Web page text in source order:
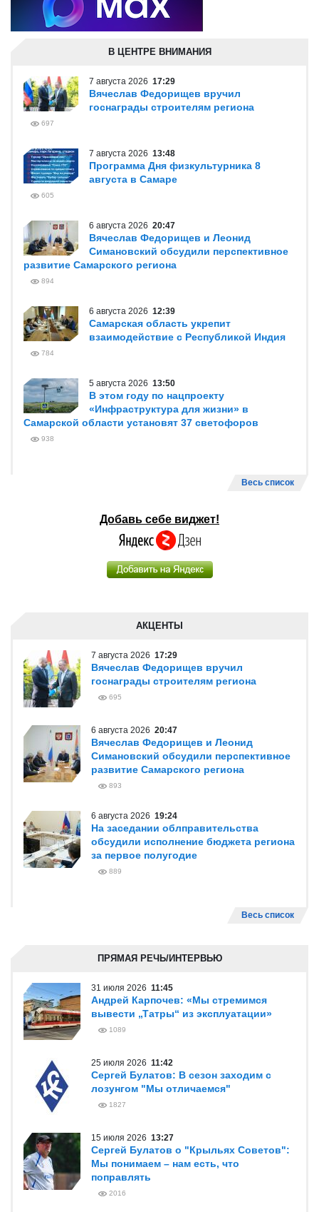
В ЦЕНТРЕ ВНИМАНИЯ
7 августа 2026 17:29
Вячеслав Федорищев вручил
госнаграды строителям региона
697
7 августа 2026 13:48
Программа Дня физкультурника 8
августа в Самаре
605
6 августа 2026 20:47
Вячеслав Федорищев и Леонид
Симановский обсудили перспективное
развитие Самарского региона
894
6 августа 2026 12:39
Самарская область укрепит
взаимодействие с Республикой Индия
784
5 августа 2026 13:50
В этом году по нацпроекту
«Инфраструктура для жизни» в
Самарской области установят 37 светофоров
938
Весь список
Добавь себе виджет!
АКЦЕНТЫ
7 августа 2026 17:29
Вячеслав Федорищев вручил
госнаграды строителям региона
695
6 августа 2026 20:47
Вячеслав Федорищев и Леонид
Симановский обсудили перспективное
развитие Самарского региона
893
6 августа 2026 19:24
На заседании облправительства
обсудили исполнение бюджета региона
за первое полугодие
889
Весь список
ПРЯМАЯ РЕЧЬ/ИНТЕРВЬЮ
31 июля 2026 11:45
Андрей Карпочев: «Мы стремимся
вывести „Татры“ из эксплуатации»
1089
25 июля 2026 11:42
Сергей Булатов: В сезон заходим с
лозунгом "Мы отличаемся"
1827
15 июля 2026 13:27
Сергей Булатов о "Крыльях Советов":
Мы понимаем – нам есть, что
поправлять
2016